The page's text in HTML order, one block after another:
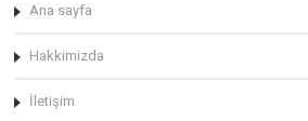
Ana sayfa
Hakkimizda
İletişim